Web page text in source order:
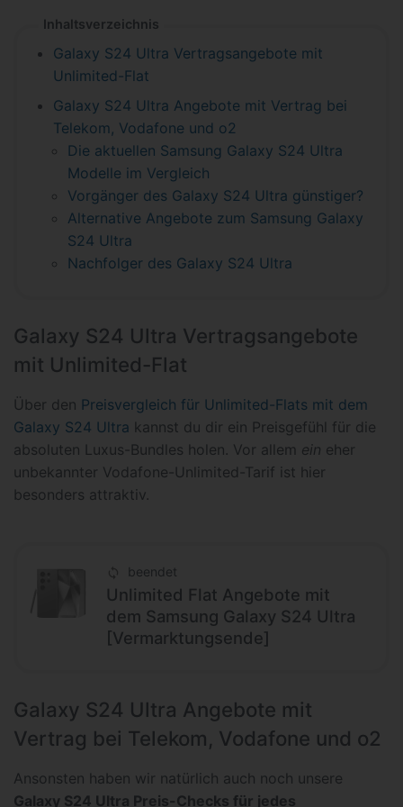
Inhaltsverzeichnis
Galaxy S24 Ultra Vertragsangebote mit
Unlimited-Flat
Galaxy S24 Ultra Angebote mit Vertrag bei
Telekom, Vodafone und o2
Die aktuellen Samsung Galaxy S24 Ultra
Modelle im Vergleich
Vorgänger des Galaxy S24 Ultra günstiger?
Alternative Angebote zum Samsung Galaxy
S24 Ultra
Nachfolger des Galaxy S24 Ultra
Galaxy S24 Ultra Vertragsangebote
mit Unlimited-Flat
Über den Preisvergleich für Unlimited-Flats mit dem
Galaxy S24 Ultra kannst du dir ein Preisgefühl für die
absoluten Luxus-Bundles holen. Vor allem ein eher
unbekannter Vodafone-Unlimited-Tarif ist hier
besonders attraktiv.
beendet
Unlimited Flat Angebote mit
dem Samsung Galaxy S24 Ultra
[Vermarktungsende]
Galaxy S24 Ultra Angebote mit
Vertrag bei Telekom, Vodafone und o2
Ansonsten haben wir natürlich auch noch unsere
Galaxy S24 Ultra Preis-Checks für jedes